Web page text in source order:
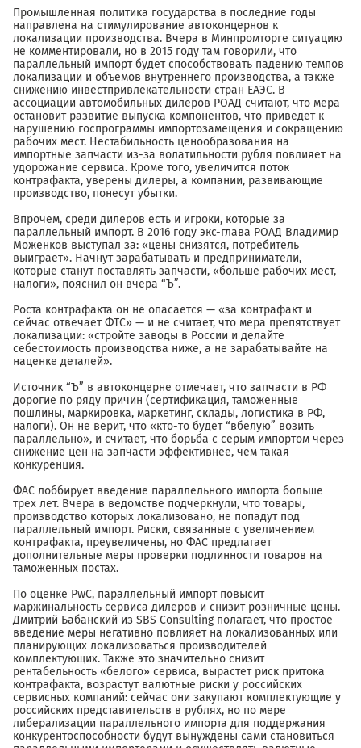
Промышленная политика государства в последние годы
направлена на стимулирование автоконцернов к
локализации производства. Вчера в Минпромторге ситуацию
не комментировали, но в 2015 году там говорили, что
параллельный импорт будет способствовать падению темпов
локализации и объемов внутреннего производства, а также
снижению инвестпривлекательности стран ЕАЭС. В
ассоциации автомобильных дилеров РОАД считают, что мера
остановит развитие выпуска компонентов, что приведет к
нарушению госпрограммы импортозамещения и сокращению
рабочих мест. Нестабильность ценообразования на
импортные запчасти из-за волатильности рубля повлияет на
удорожание сервиса. Кроме того, увеличится поток
контрафакта, уверены дилеры, а компании, развивающие
производство, понесут убытки.
Впрочем, среди дилеров есть и игроки, которые за
параллельный импорт. В 2016 году экс-глава РОАД Владимир
Моженков выступал за: «цены снизятся, потребитель
выиграет». Начнут зарабатывать и предприниматели,
которые станут поставлять запчасти, «больше рабочих мест,
налоги», пояснил он вчера “Ъ”.
Роста контрафакта он не опасается — «за контрафакт и
сейчас отвечает ФТС» — и не считает, что мера препятствует
локализации: «стройте заводы в России и делайте
себестоимость производства ниже, а не зарабатывайте на
наценке деталей».
Источник “Ъ” в автоконцерне отмечает, что запчасти в РФ
дорогие по ряду причин (сертификация, таможенные
пошлины, маркировка, маркетинг, склады, логистика в РФ,
налоги). Он не верит, что «кто-то будет “вбелую” возить
параллельно», и считает, что борьба с серым импортом через
снижение цен на запчасти эффективнее, чем такая
конкуренция.
ФАС лоббирует введение параллельного импорта больше
трех лет. Вчера в ведомстве подчеркнули, что товары,
производство которых локализовано, не попадут под
параллельный импорт. Риски, связанные с увеличением
контрафакта, преувеличены, но ФАС предлагает
дополнительные меры проверки подлинности товаров на
таможенных постах.
По оценке PwC, параллельный импорт повысит
маржинальность сервиса дилеров и снизит розничные цены.
Дмитрий Бабанский из SBS Consulting полагает, что простое
введение меры негативно повлияет на локализованных или
планирующих локализоваться производителей
комплектующих. Также это значительно снизит
рентабельность «белого» сервиса, вырастет риск притока
контрафакта, возрастут валютные риски у российских
сервисных компаний: сейчас они закупают комплектующие у
российских представительств в рублях, но по мере
либерализации параллельного импорта для поддержания
конкурентоспособности будут вынуждены сами становиться